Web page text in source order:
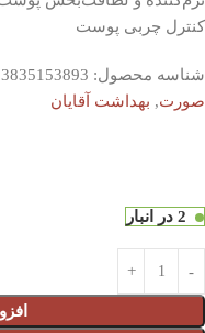
کنترل چربی پوست
شناسه محصول:
صورت, بهداشت آقایان
2 در انبار